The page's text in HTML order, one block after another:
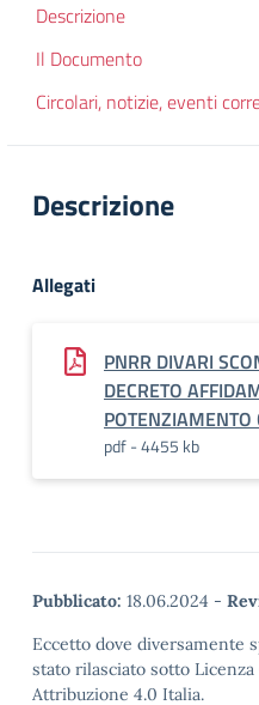
Descrizione
Il Documento
Circolari, notizie, eventi
Descrizione
Allegati
PNRR DIVARI
DECRETO
POTENZIAMENTO
pdf - 4455 kb
Pubblicato: 18.06.2024 -
Eccetto dove diversamente
stato rilasciato sotto
Attribuzione 4.0 Italia.